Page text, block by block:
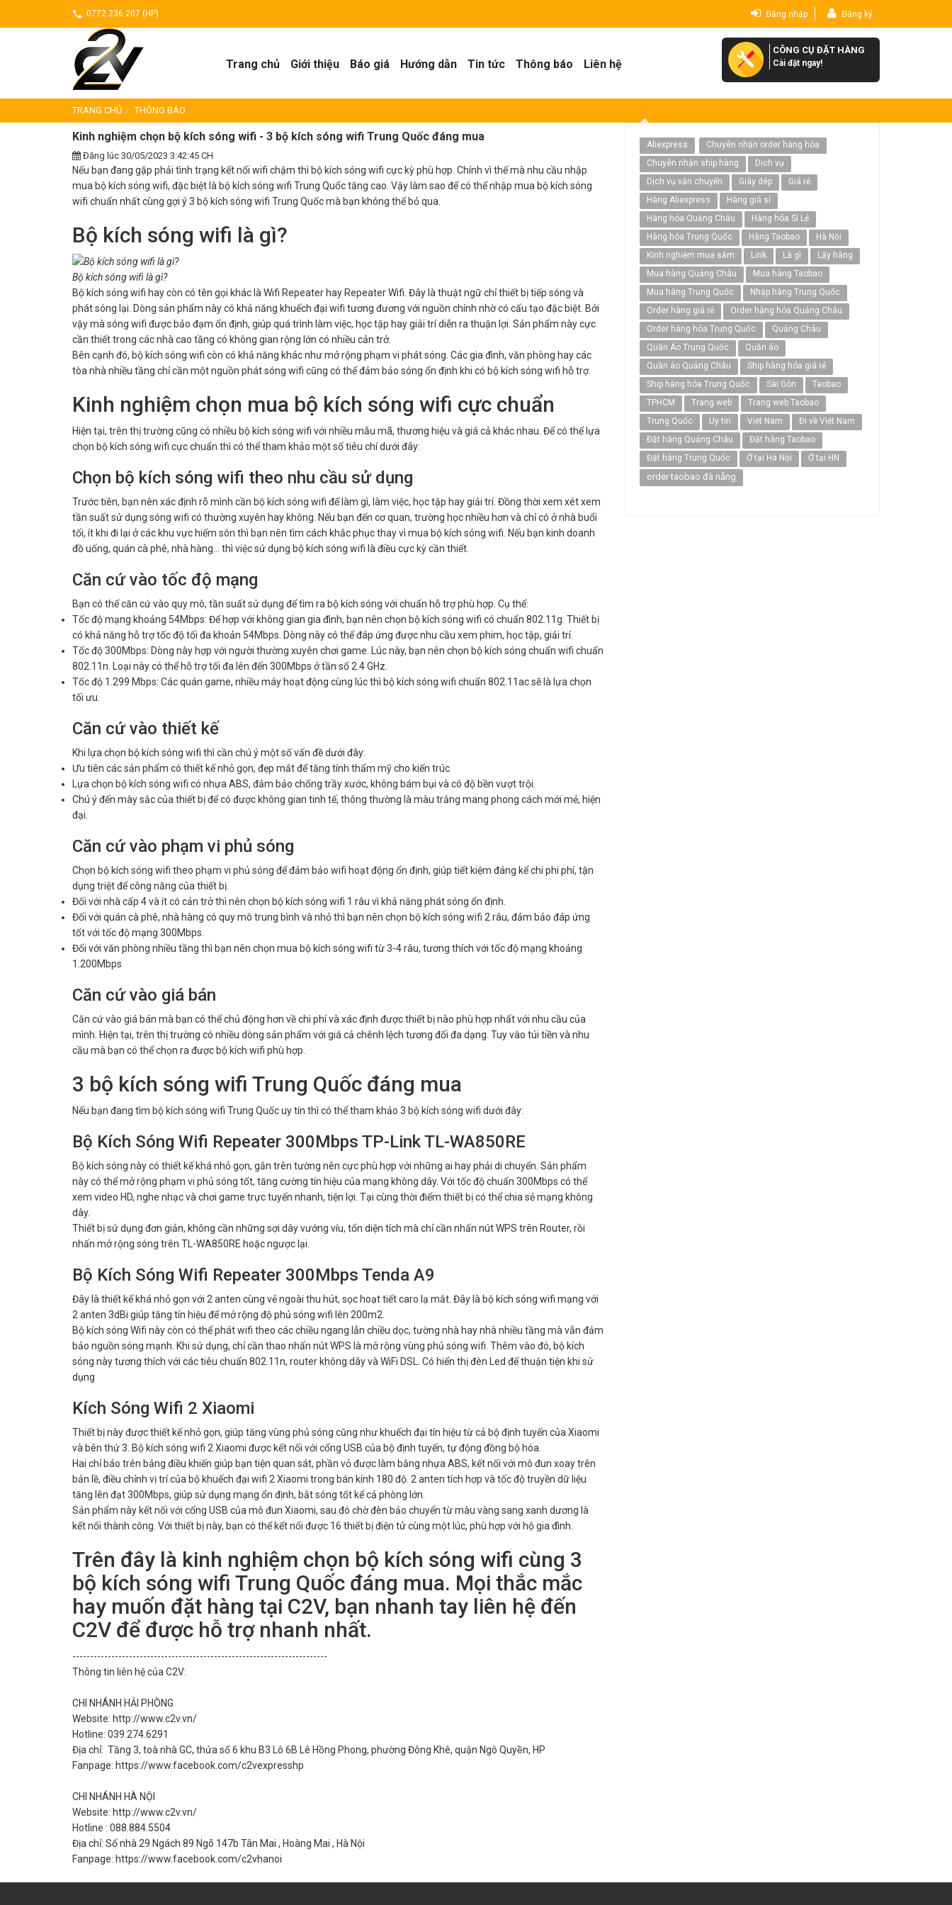
0772.236.207 (HP) Đăng nhập Đăng ký
Trang chủ Giới thiệu Báo giá Hướng dẫn Tin tức Thông báo Liên hệ
CÔNG CỤ ĐẶT HÀNG
Cài đặt ngay!
TRANG CHỦ THÔNG BÁO
Kinh nghiệm chọn bộ kích sóng wifi - 3 bộ kích sóng wifi Trung Quốc đáng mua
Đăng lúc 30/05/2023 3:42:45 CH
Nếu bạn đang gặp phải tình trạng kết nối wifi chậm thì bộ kích sóng wifi cực kỳ phù hợp. Chính vì thế mà nhu cầu nhập
mua bộ kích sóng wifi, đặc biệt là bộ kích sóng wifi Trung Quốc tăng cao. Vậy làm sao để có thể nhập mua bộ kích sóng
wifi chuẩn nhất cùng gợi ý 3 bộ kích sóng wifi Trung Quốc mà bạn không thể bỏ qua.
Bộ kích sóng wifi là gì?
Bộ kích sóng wifi là gì?
Bộ kích sóng wifi hay còn có tên gọi khác là Wifi Repeater hay Repeater Wifi. Đây là thuật ngữ chỉ thiết bị tiếp sóng và
phát sóng lại. Dòng sản phẩm này có khả năng khuếch đại wifi tương đương với nguồn chính nhờ có cấu tạo đặc biệt. Bởi
vậy mà sóng wifi được bảo đạm ổn định, giúp quá trình làm việc, học tập hay giải trí diễn ra thuận lợi. Sản phẩm này cực
cần thiết trong các nhà cao tầng có không gian rộng lớn có nhiều cản trở.
Bên cạnh đó, bộ kích sóng wifi còn có khả năng khác như mở rộng phạm vi phát sóng. Các gia đình, văn phòng hay các
tòa nhà nhiều tầng chỉ cần một nguồn phát sóng wifi cũng có thể đảm bảo sóng ổn định khi có bộ kích sóng wifi hỗ trợ.
Kinh nghiệm chọn mua bộ kích sóng wifi cực chuẩn
Hiện tại, trên thị trường cũng có nhiều bộ kích sóng wifi với nhiều mẫu mã, thương hiệu và giá cả khác nhau. Để có thể lựa
chọn bộ kích sóng wifi cực chuẩn thì có thể tham khảo một số tiêu chí dưới đây:
Chọn bộ kích sóng wifi theo nhu cầu sử dụng
Trước tiên, bạn nên xác định rõ mình cần bộ kích sóng wifi để làm gì, làm việc, học tập hay giải trí. Đồng thời xem xét xem
tần suất sử dụng sóng wifi có thường xuyên hay không. Nếu bạn đến cơ quan, trường học nhiều hơn và chỉ có ở nhà buổi
tối, ít khi đi lại ở các khu vực hiếm són thì bạn nên tìm cách khắc phục thay vì mua bộ kích sóng wifi. Nếu bạn kinh doanh
đồ uống, quán cà phê, nhà hàng… thì việc sử dụng bộ kích sóng wifi là điều cực kỳ cần thiết.
Căn cứ vào tốc độ mạng
Bạn có thể căn cứ vào quy mô, tần suất sử dụng để tìm ra bộ kích sóng với chuẩn hỗ trợ phù hợp. Cụ thể:
Tốc độ mạng khoảng 54Mbps: Để hợp với không gian gia đình, bạn nên chọn bộ kích sóng wifi có chuẩn 802.11g. Thiết bị
có khả năng hỗ trợ tốc độ tối đa khoản 54Mbps. Dòng này có thể đáp ứng được nhu cầu xem phim, học tập, giải trí.
Tốc độ 300Mbps: Dòng này hợp với người thường xuyên chơi game. Lúc này, bạn nên chọn bộ kích sóng chuẩn wifi chuẩn
802.11n. Loại này có thể hỗ trợ tối đa lên đến 300Mbps ở tần số 2.4 GHz.
Tốc độ 1.299 Mbps: Các quán game, nhiều máy hoạt động cùng lúc thì bộ kích sóng wifi chuẩn 802.11ac sẽ là lựa chọn
tối ưu.
Căn cứ vào thiết kế
Khi lựa chọn bộ kích sóng wifi thì cần chú ý một số vấn đề dưới đây:
Ưu tiên các sản phẩm có thiết kế nhỏ gọn, đẹp mắt để tăng tính thẩm mỹ cho kiến trúc
Lựa chọn bộ kích sóng wifi có nhựa ABS, đảm bảo chống trầy xước, không bám bụi và có độ bền vượt trội.
Chú ý đến mày sắc của thiết bị để có được không gian tinh tế, thông thường là màu trắng mang phong cách mới mẻ, hiện
đại.
Căn cứ vào phạm vi phủ sóng
Chọn bộ kích sóng wifi theo phạm vi phủ sóng để đảm bảo wifi hoạt động ổn định, giúp tiết kiệm đáng kể chi phi phí, tận
dụng triệt để công năng của thiết bị.
Đối với nhà cấp 4 và ít có cản trở thì nên chọn bộ kích sóng wifi 1 râu vì khả năng phát sóng ổn định.
Đối với quán cà phê, nhà hàng có quy mô trung bình và nhỏ thì bạn nên chọn bộ kích sóng wifi 2 râu, đảm bảo đáp ứng
tốt với tốc độ mạng 300Mbps.
Đối với văn phòng nhiều tầng thì bạn nên chọn mua bộ kích sóng wifi từ 3-4 râu, tương thích với tốc độ mạng khoảng
1.200Mbps
Căn cứ vào giá bán
Căn cứ vào giá bán mà bạn có thể chủ động hơn về chi phí và xác định được thiết bị nào phù hợp nhất với nhu cầu của
mình. Hiện tại, trên thị trường có nhiều dòng sản phẩm với giá cả chênh lệch tương đối đa dạng. Tuy vào túi tiền và nhu
cầu mà bạn có thể chọn ra được bộ kích wifi phù hợp.
3 bộ kích sóng wifi Trung Quốc đáng mua
Nếu bạn đang tìm bộ kích sóng wifi Trung Quốc uy tín thì có thể tham khảo 3 bộ kích sóng wifi dưới đây:
Bộ Kích Sóng Wifi Repeater 300Mbps TP-Link TL-WA850RE
Bộ kích sóng này có thiết kế khá nhỏ gọn, gắn trên tường nên cực phù hợp với những ai hay phải di chuyển. Sản phẩm
này có thể mở rộng phạm vi phủ sóng tốt, tăng cường tín hiệu của mạng không dây. Với tốc độ chuẩn 300Mbps có thể
xem video HD, nghe nhạc và chơi game trực tuyến nhanh, tiện lợi. Tại cùng thời điểm thiết bị có thể chia sẻ mạng không
dây.
Thiết bị sử dụng đơn giản, không cần những sợi dây vướng víu, tốn diện tích mà chỉ cần nhấn nút WPS trên Router, rồi
nhấn mở rộng sóng trên TL-WA850RE hoặc ngược lại.
Bộ Kích Sóng Wifi Repeater 300Mbps Tenda A9
Đây là thiết kế khá nhỏ gọn với 2 anten cùng vẻ ngoài thu hút, sọc hoạt tiết caro lạ mắt. Đây là bộ kích sóng wifi mạng với
2 anten 3dBi giúp tăng tín hiệu để mở rộng độ phủ sóng wifi lên 200m2.
Bộ kích sóng Wifi này còn có thể phát wifi theo các chiều ngang lẫn chiều dọc, tường nhà hay nhà nhiều tầng mà vẫn đảm
bảo nguồn sóng mạnh. Khi sử dụng, chỉ cần thao nhấn nút WPS là mở rộng vùng phủ sóng wifi. Thêm vào đó, bộ kích
sóng này tương thích với các tiêu chuẩn 802.11n, router không dây và WiFi DSL. Có hiển thị đèn Led để thuận tiện khi sử
dụng
Kích Sóng Wifi 2 Xiaomi
Thiết bị này được thiết kế nhỏ gọn, giúp tăng vùng phủ sóng cũng như khuếch đại tín hiệu từ cả bộ định tuyến của Xiaomi
và bên thứ 3. Bộ kích sóng wifi 2 Xiaomi được kết nối với cổng USB của bộ định tuyến, tự động đồng bộ hóa.
Hai chỉ báo trên bảng điều khiến giúp bạn tiện quan sát, phần vỏ được làm bằng nhựa ABS, kết nối với mô đun xoay trên
bản lề, điều chỉnh vị trí của bộ khuếch đại wifi 2 Xiaomi trong bán kính 180 độ. 2 anten tích hợp và tốc độ truyền dữ liệu
tăng lên đạt 300Mbps, giúp sử dụng mạng ổn định, bắt sóng tốt kể cả phòng lớn.
Sản phẩm này kết nối với cổng USB của mô đun Xiaomi, sau đó chờ đèn bảo chuyển từ màu vàng sang xanh dương là
kết nối thành công. Với thiết bị này, bạn có thể kết nối được 16 thiết bị điện tử cùng một lúc, phù hợp với hộ gia đình.
Trên đây là kinh nghiệm chọn bộ kích sóng wifi cùng 3
bộ kích sóng wifi Trung Quốc đáng mua. Mọi thắc mắc
hay muốn đặt hàng tại C2V, bạn nhanh tay liên hệ đến
C2V để được hỗ trợ nhanh nhất.
------------------------------------------------------------------------
Thông tin liên hệ của C2V:
CHI NHÁNH HẢI PHÒNG
Website: http://www.c2v.vn/
Hotline: 039.274.6291
Địa chỉ: Tầng 3, toà nhà GC, thửa số 6 khu B3 Lô 6B Lê Hồng Phong, phường Đông Khê, quận Ngô Quyền, HP
Fanpage: https://www.facebook.com/c2vexpresshp
CHI NHÁNH HÀ NỘI
Website: http://www.c2v.vn/
Hotline : 088.884.5504
Địa chỉ: Số nhà 29 Ngách 89 Ngõ 147b Tân Mai , Hoàng Mai , Hà Nội
Fanpage: https://www.facebook.com/c2vhanoi
Aliexpress
Chuyên nhận order hàng hóa
Chuyên nhận ship hàng
Dịch vụ
Dịch vụ vận chuyển
Giày dép
Giá rẻ
Hàng Aliexpress
Hàng giá sỉ
Hàng hóa Quảng Châu
Hàng hóa Sỉ Lẻ
Hàng hóa Trung Quốc
Hàng Taobao
Hà Nội
Kinh nghiệm mua sắm
Link Là gì
Lấy hàng
Mua hàng Quảng Châu
Mua hàng Taobao
Mua hàng Trung Quốc
Nhập hàng Trung Quốc
Order hàng giá rẻ
Order hàng hóa Quảng Châu
Order hàng hóa Trung Quốc
Quảng Châu
Quần Áo Trung Quốc
Quần áo
Quần áo Quảng Châu
Ship hàng hóa giá rẻ
Ship hàng hóa Trung Quốc
Sài Gòn
Taobao
TPHCM
Trang web
Trang web Taobao
Trung Quốc
Uy tín Việt Nam
Đi về Việt Nam
Đặt hàng Quảng Châu
Đặt hàng Taobao
Đặt hàng Trung Quốc
Ở tại Hà Nội Ở tại HN
order taobao đà nẵng